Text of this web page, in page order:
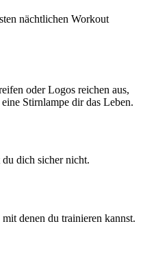
nächtlichen Workout
oder Logos reichen aus,
Stirnlampe dir das Leben.
du dich sicher nicht.
denen du trainieren kannst.